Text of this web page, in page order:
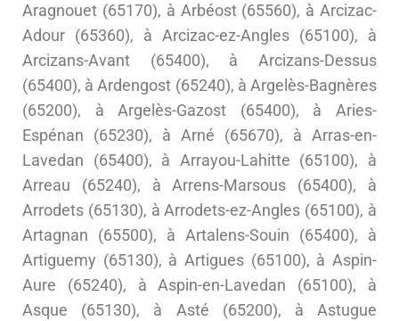
Aragnouet (65170), à Arbéost (65560), à Arcizac-
Adour (65360), à Arcizac-ez-Angles (65100), à
Arcizans-Avant (65400), à Arcizans-Dessus
(65400), à Ardengost (65240), à Argelès-Bagnères
(65200), à Argelès-Gazost (65400), à Aries-
Espénan (65230), à Arné (65670), à Arras-en-
Lavedan (65400), à Arrayou-Lahitte (65100), à
Arreau (65240), à Arrens-Marsous (65400), à
Arrodets (65130), à Arrodets-ez-Angles (65100), à
Artagnan (65500), à Artalens-Souin (65400), à
Artiguemy (65130), à Artigues (65100), à Aspin-
Aure (65240), à Aspin-en-Lavedan (65100), à
Asque (65130), à Asté (65200), à Astugue